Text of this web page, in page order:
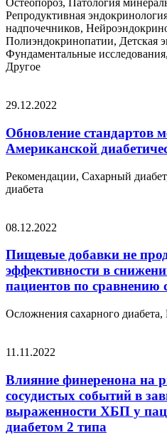
Остеопороз, Патология
Репродуктивная
надпочечников,
Полиэндокринопатии, Детская
Фундаментальные
Другое
29.12.2022
Обновление стандартов
Американской
Рекомендации, Сахарный
диабета
08.12.2022
Пищевые добавки не
эффективности в
пациентов по сравнению
Осложнения сахарного
11.11.2022
Влияние финеренона на
сосудистых событий в
выраженности ХБП у
диабетом 2 типа